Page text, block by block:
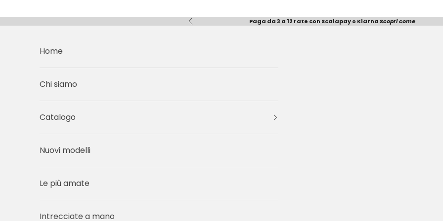
Precedente Paga da 3 a 12 rate con Scalapay o KlarnaScopri come
Home
Chi siamo
Catalogo
Nuovi modelli
Le più amate
Intrecciate a mano